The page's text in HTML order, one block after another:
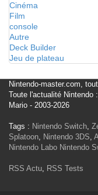
Cinéma
Film
console
Autre
Deck Builder
Jeu de plateau
Nintendo-master.com,
Toute l'actualité Nintendo
Mario - 2003-2026
Tags : Nintendo Switch,
Splatoon, Nintendo 3DS,
Nintendo Labo Nintendo
RSS Actu, RSS Tests